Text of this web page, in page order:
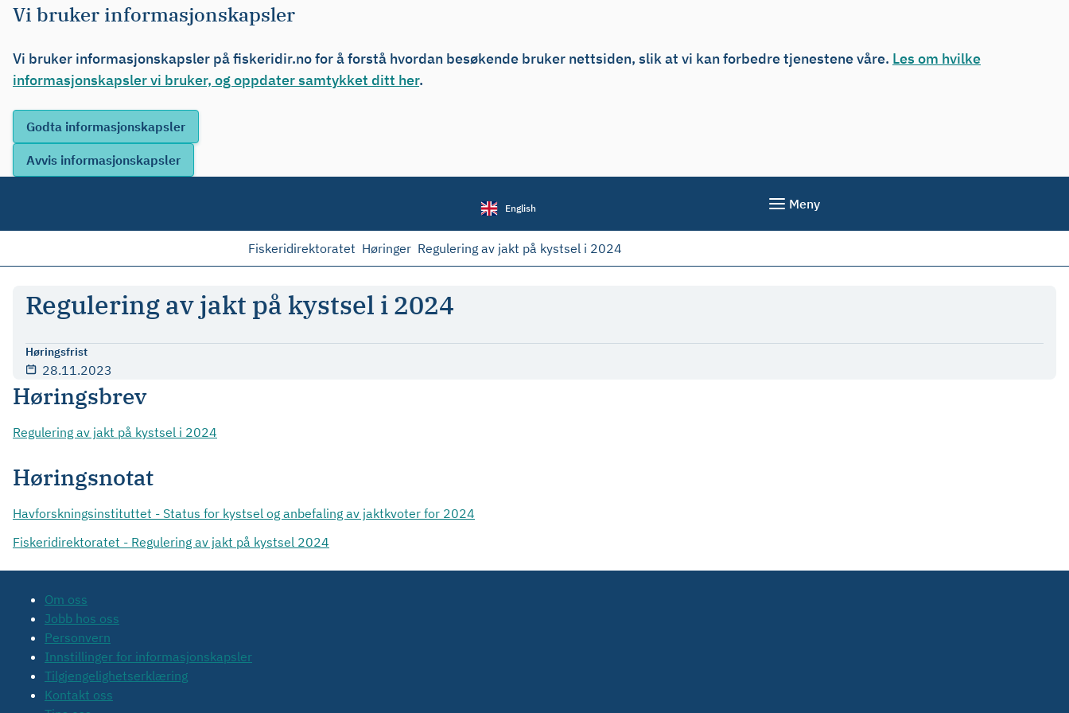
Vi bruker informasjonskapsler
Vi bruker informasjonskapsler på fiskeridir.no for å forstå hvordan besøkende bruker nettsiden, slik at vi kan forbedre tjenestene våre. Les om hvilke
informasjonskapsler vi bruker, og oppdater samtykket ditt her.
English Meny
Fiskeridirektoratet Høringer Regulering av jakt på kystsel i 2024
Regulering av jakt på kystsel i 2024
Høringsfrist
28.11.2023
Høringsbrev
Regulering av jakt på kystsel i 2024
Høringsnotat
Havforskningsinstituttet - Status for kystsel og anbefaling av jaktkvoter for 2024
Fiskeridirektoratet - Regulering av jakt på kystsel 2024
Om oss
Jobb hos oss
Personvern
Innstillinger for informasjonskapsler
Tilgjengelighetserklæring
Kontakt oss